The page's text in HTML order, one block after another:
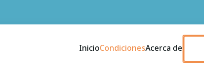
InicioCondicionesAcerca de